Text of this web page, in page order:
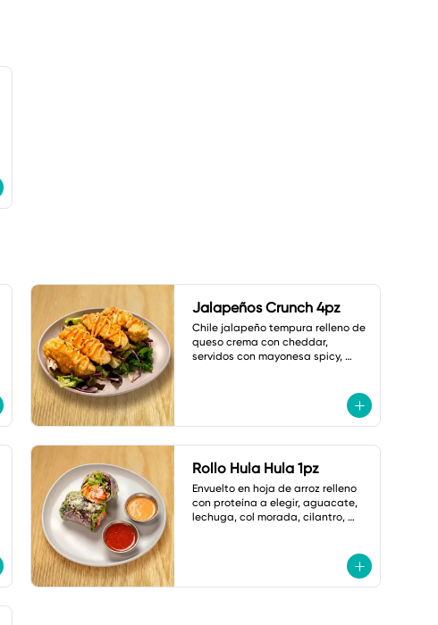
Jalapeños Crunch 4pz
Chile jalapeño tempura relleno de
queso crema con cheddar,
servidos con mayonesa spicy,
Rollo Hula Hula 1pz
Envuelto en hoja de arroz relleno
con proteína a elegir, aguacate,
lechuga, col morada, cilantro,